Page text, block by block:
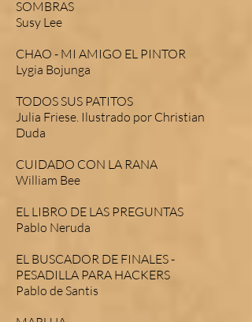
SOMBRAS
Susy Lee
CHAO - MI AMIGO EL PINTOR
Lygia Bojunga
TODOS SUS PATITOS
Julia Friese. Ilustrado por Christian
Duda
CUIDADO CON LA RANA
William Bee
EL LIBRO DE LAS PREGUNTAS
Pablo Neruda
EL BUSCADOR DE FINALES -
PESADILLA PARA HACKERS
Pablo de Santis